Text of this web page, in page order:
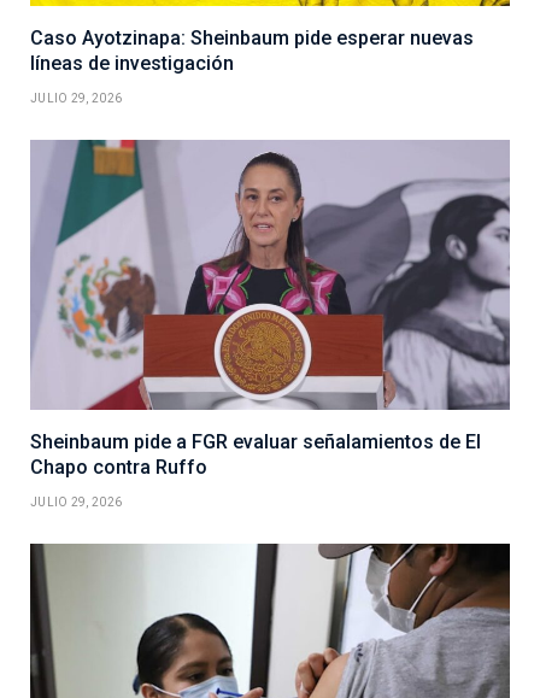
Caso Ayotzinapa: Sheinbaum pide esperar nuevas
líneas de investigación
JULIO 29, 2026
Sheinbaum pide a FGR evaluar señalamientos de El
Chapo contra Ruffo
JULIO 29, 2026